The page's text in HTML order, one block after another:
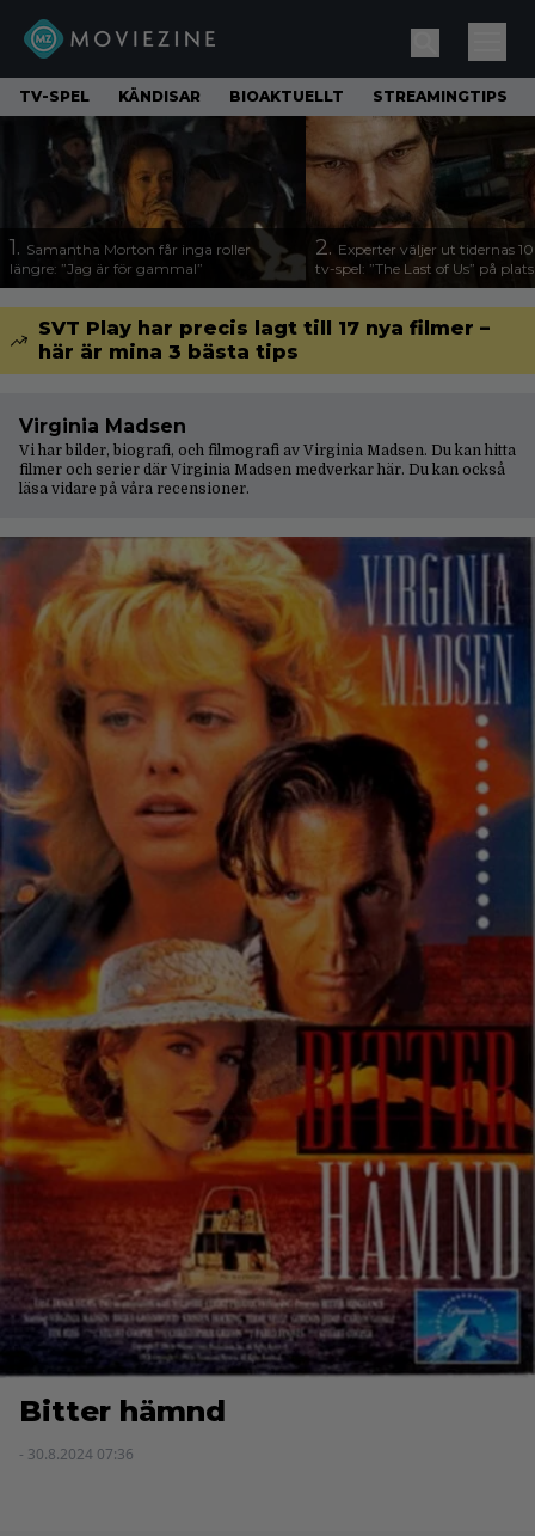
TV-SPEL KÄNDISAR BIOAKTUELLT STREAMINGTIPS
1. Samantha Morton får inga roller
längre: ”Jag är för gammal”
2. Experter väljer ut tidernas
tv-spel: ”The Last of Us” på
SVT Play har precis lagt till 17 nya filmer –
här är mina 3 bästa tips
Virginia Madsen
Vi har bilder, biografi, och filmografi av Virginia Madsen. Du kan hitta
filmer och serier där Virginia Madsen medverkar här. Du kan också
läsa vidare på våra recensioner.
Bitter hämnd
- 30.8.2024 07:36